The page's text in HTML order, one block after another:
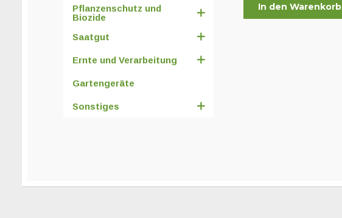
In den Warenkorb
Pflanzenschutz und
Biozide
Saatgut
Ernte und Verarbeitung
Gartengeräte
Sonstiges